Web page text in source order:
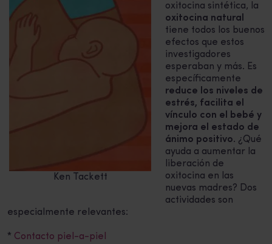
Ken Tackett
oxitocina sintética, la
oxitocina natural
tiene todos los buenos
efectos que estos
investigadores
esperaban y más. Es
específicamente
reduce los niveles de
estrés, facilita el
vínculo con el bebé y
mejora el estado de
ánimo positivo. ¿Qué
ayuda a aumentar la
liberación de
oxitocina en las
nuevas madres? Dos
actividades son
especialmente relevantes:
* Contacto piel-a-piel